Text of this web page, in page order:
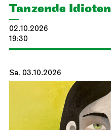
Tanzende Idioten
02.10.2026
19:30
Sa, 03.10.2026